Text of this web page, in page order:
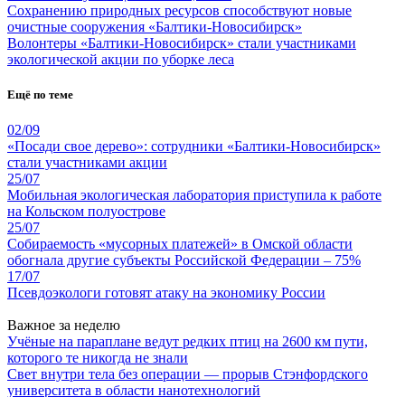
Сохранению природных ресурсов способствуют новые
очистные сооружения «Балтики-Новосибирск»
Волонтеры «Балтики-Новосибирск» стали участниками
экологической акции по уборке леса
Ещё по теме
02/09
«Посади свое дерево»: сотрудники «Балтики-Новосибирск»
стали участниками акции
25/07
Мобильная экологическая лаборатория приступила к работе
на Кольском полуострове
25/07
Собираемость «мусорных платежей» в Омской области
обогнала другие субъекты Российской Федерации – 75%
17/07
Псевдоэкологи готовят атаку на экономику России
Важное за неделю
Учёные на параплане ведут редких птиц на 2600 км пути,
которого те никогда не знали
Свет внутри тела без операции — прорыв Стэнфордского
университета в области нанотехнологий